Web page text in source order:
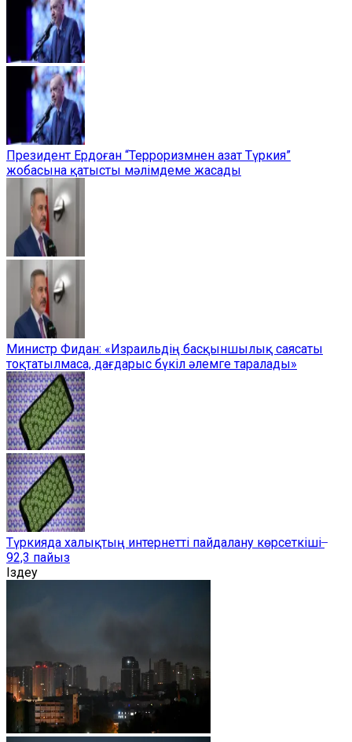
Президент Ердоған “Терроризмнен азат Түркия”
жобасына қатысты мәлімдеме жасады
Министр Фидан: «Израильдің басқыншылық саясаты
тоқтатылмаса, дағдарыс бүкіл әлемге таралады»
Түркияда халықтың интернетті пайдалану көрсеткіші ̶
92,3 пайыз
Іздеу